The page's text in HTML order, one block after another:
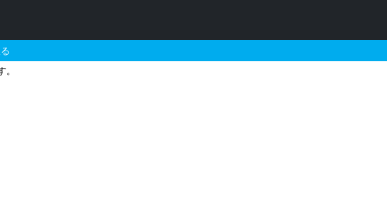
サングとそれに関連する